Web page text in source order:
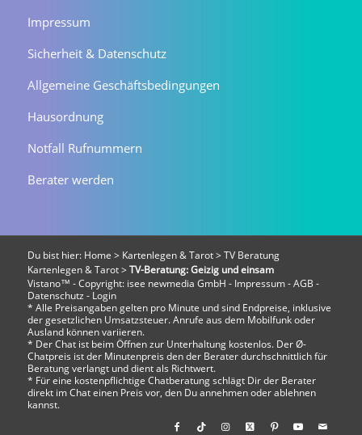
Impressum
Sicherheit & Datenschutz
Allgemeine Geschäftsbedingungen
Hausordnung
Notfall Rufnummern
Berater werden
Du bist hier: Home > Kartenlegen & Tarot> TV Beratung
Kartenlegen & Tarot> TV-Beratung: Geizig und einsam
Vistano™ - Copyright: isee newmedia GmbH - Impressum-AGB -
Datenschutz - Login
* Alle Preisangaben gelten pro Minute und sind Endpreise, inklusive
der gesetzlichen Umsatzsteuer. Anrufe aus dem Mobilfunk oder
Ausland können variieren.
* Der Chat ist beim Öffnen zur Unterhaltung kostenlos. Der Ø-
Chatpreis ist der Minutenpreis den der Berater durchschnittlich für
Beratung verlangt und dient als Richtwert.
* Für eine kostenpflichtige Chatberatung schlägt Dir der Berater
direkt im Chat einen Preis vor, den Du annehmen oder ablehnen
kannst.